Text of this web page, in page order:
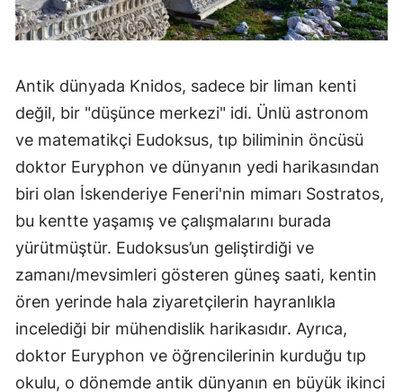
Antik dünyada Knidos, sadece bir liman kenti
değil, bir "düşünce merkezi" idi. Ünlü astronom
ve matematikçi Eudoksus, tıp biliminin öncüsü
doktor Euryphon ve dünyanın yedi harikasından
biri olan İskenderiye Feneri'nin mimarı Sostratos,
bu kentte yaşamış ve çalışmalarını burada
yürütmüştür. Eudoksus’un geliştirdiği ve
zamanı/mevsimleri gösteren güneş saati, kentin
ören yerinde hala ziyaretçilerin hayranlıkla
incelediği bir mühendislik harikasıdır. Ayrıca,
doktor Euryphon ve öğrencilerinin kurduğu tıp
okulu, o dönemde antik dünyanın en büyük ikinci